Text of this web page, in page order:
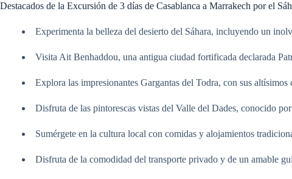
Destacados de la Excursión de 3 días de Casablanca a Marrakech por el
Experimenta la belleza del desierto del Sáhara, incluyendo un
Visita Ait Benhaddou, una antigua ciudad fortificada declarada
Explora las impresionantes Gargantas del Todra, con sus altísimos
Disfruta de las pintorescas vistas del Valle del Dades, conocido
Sumérgete en la cultura local con comidas y alojamientos
Disfruta de la comodidad del transporte privado y de un amable